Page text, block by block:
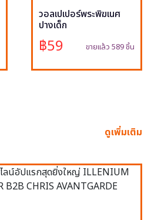
วอลเปเปอร์พระพิฆเนศ
ปางเด็ก
฿59 ขายแล้ว 589 ชิ้น
ดูเพิ่มเติม